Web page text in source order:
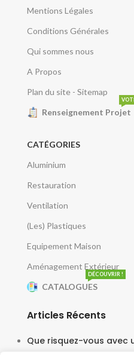
Mentions Légales
Conditions Générales
Qui sommes nous
A Propos
Plan du site - Sitemap
Renseignement Projet
CATÉGORIES
Aluminium
Restauration
Ventilation
(Les) Plastiques
Equipement Maison
Aménagement Extérieur
CATALOGUES
DÉCOUVRIR !
Articles Récents
Que risquez-vous avec